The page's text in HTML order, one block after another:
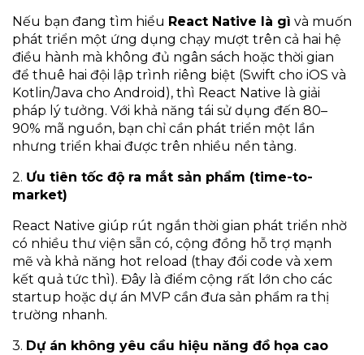
Nếu bạn đang tìm hiểu React Native là gì và muốn
phát triển một ứng dụng chạy mượt trên cả hai hệ
điều hành mà không đủ ngân sách hoặc thời gian
để thuê hai đội lập trình riêng biệt (Swift cho iOS và
Kotlin/Java cho Android), thì React Native là giải
pháp lý tưởng. Với khả năng tái sử dụng đến 80–
90% mã nguồn, bạn chỉ cần phát triển một lần
nhưng triển khai được trên nhiều nền tảng.
2. Ưu tiên tốc độ ra mắt sản phẩm (time-to-
market)
React Native giúp rút ngắn thời gian phát triển nhờ
có nhiều thư viện sẵn có, cộng đồng hỗ trợ mạnh
mẽ và khả năng hot reload (thay đổi code và xem
kết quả tức thì). Đây là điểm cộng rất lớn cho các
startup hoặc dự án MVP cần đưa sản phẩm ra thị
trường nhanh.
3. Dự án không yêu cầu hiệu năng đồ họa cao